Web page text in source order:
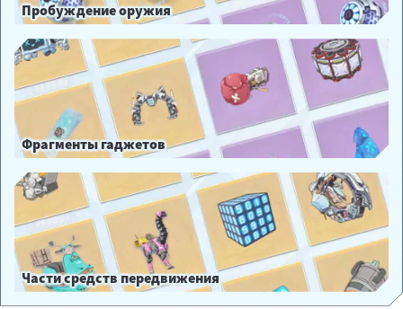
Пробуждение оружия
Фрагменты гаджетов
Части средств передвижения